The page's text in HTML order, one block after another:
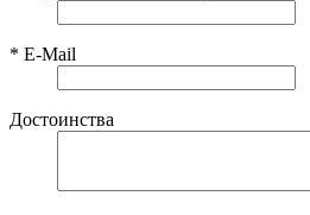
* E-Mail
Достоинства